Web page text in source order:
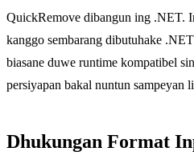
QuickRemove dibangun ing .NET.
kanggo sembarang dibutuhake
biasane duwe runtime kompatibel
persiyapan bakal nuntun sampeyan
Dhukungan Format